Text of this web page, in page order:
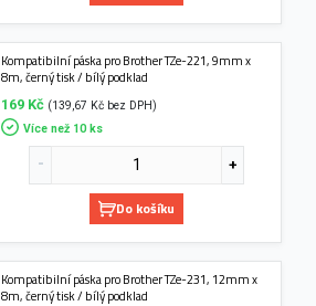
Kompatibilní páska pro Brother TZe-221, 9mm x
8m, černý tisk / bílý podklad
169 Kč (139,67 Kč bez DPH)
Více než 10 ks
Do košíku
Kompatibilní páska pro Brother TZe-231, 12mm x
8m, černý tisk / bílý podklad